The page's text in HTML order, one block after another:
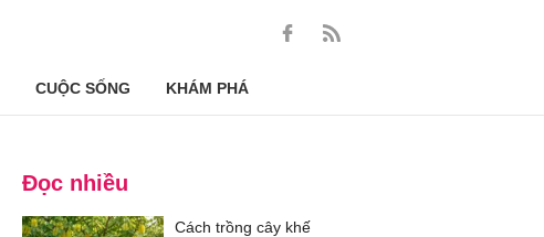
CUỘC SỐNG KHÁM PHÁ
Đọc nhiều
Cách trồng cây khế